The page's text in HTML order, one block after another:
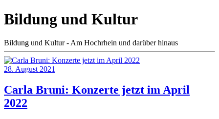
Bildung und Kultur
Bildung und Kultur - Am Hochrhein und darüber hinaus
28. August 2021
Carla Bruni: Konzerte jetzt im April
2022